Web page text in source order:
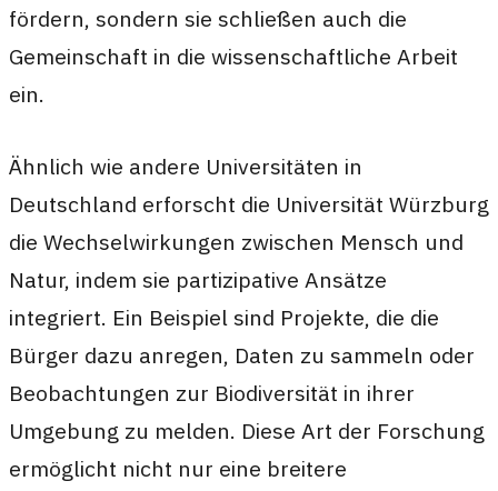
fördern, sondern sie schließen auch die
Gemeinschaft in die wissenschaftliche Arbeit
ein.
Ähnlich wie andere Universitäten in
Deutschland erforscht die Universität Würzburg
die Wechselwirkungen zwischen Mensch und
Natur, indem sie partizipative Ansätze
integriert. Ein Beispiel sind Projekte, die die
Bürger dazu anregen, Daten zu sammeln oder
Beobachtungen zur Biodiversität in ihrer
Umgebung zu melden. Diese Art der Forschung
ermöglicht nicht nur eine breitere